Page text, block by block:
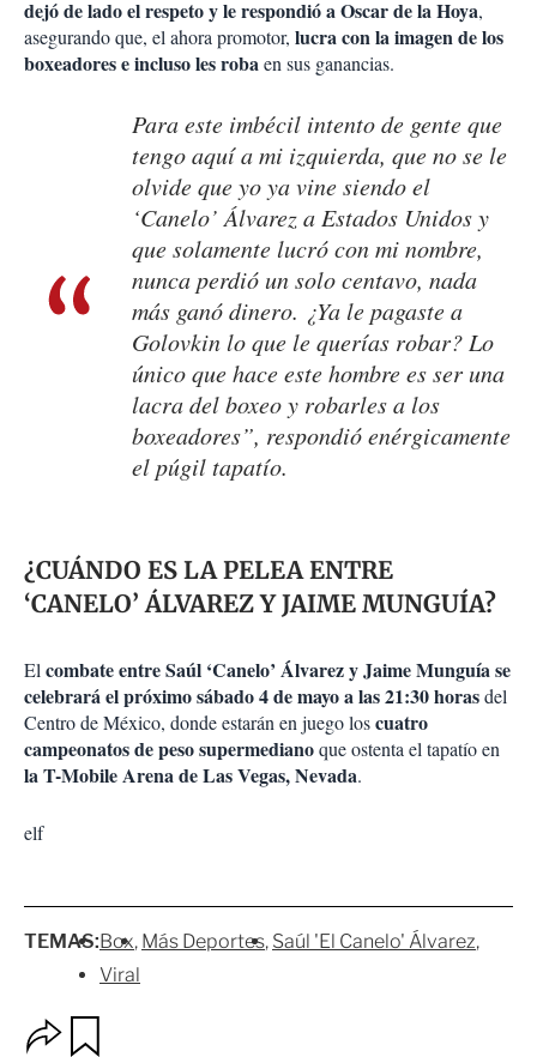
dejó de lado el respeto y le respondió a Oscar de la Hoya,
asegurando que, el ahora promotor, lucra con la imagen de los
boxeadores e incluso les robaen sus ganancias.
Para este imbécil intento de gente que
tengo aquí a mi izquierda, que no se le
olvide que yo ya vine siendo el
‘Canelo’ Álvarez a Estados Unidos y
que solamente lucró con mi nombre,
nunca perdió un solo centavo, nada
más ganó dinero. ¿Ya le pagaste a
Golovkin lo que le querías robar? Lo
único que hace este hombre es ser una
lacra del boxeo y robarles a los
boxeadores”, respondió enérgicamente
el púgil tapatío.
¿CUÁNDO ES LA PELEA ENTRE
‘CANELO’ ÁLVAREZ Y JAIME MUNGUÍA?
Elcombate entre Saúl ‘Canelo’ Álvarez y Jaime Munguía se
celebrará el próximo sábado 4 de mayo a las 21:30 horasdel
Centro de México, donde estarán en juego loscuatro
campeonatos de peso supermedianoque ostenta el tapatío en
la T-Mobile Arena de Las Vegas, Nevada.
elf
TEMAS:Box Más Deportes Saúl 'El Canelo' Álvarez
Viral